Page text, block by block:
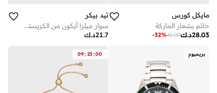
مايكل كورس
خاتم بشعار الماركة
د.ك28.03
41.00
-32%
تيد بيكر
سوار ميلرا آيكون من الكريستال مع قطعة متحركة لضبط المقاس
د.ك21.7
بريميوم 09: 23:00